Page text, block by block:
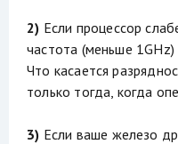
2) Если процессор
частота (меньше
Что касается
только тогда, когда
3) Если ваше железо